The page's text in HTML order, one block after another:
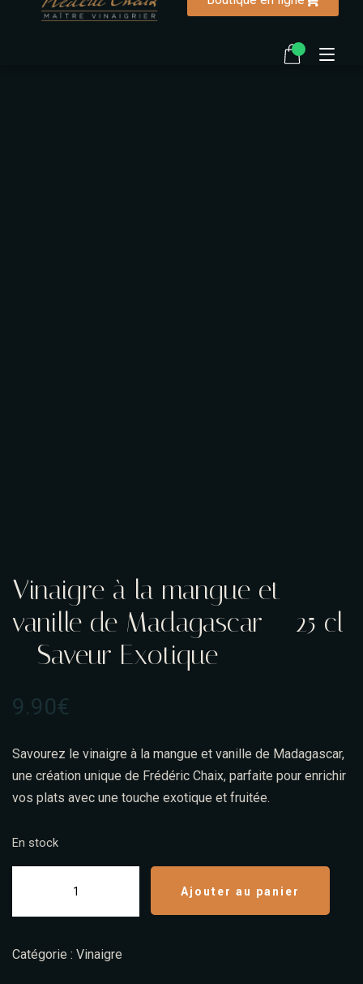
Vinaigre à la mangue et
vanille de Madagascar – 25 cl
– Saveur Exotique
9.90€
Savourez le vinaigre à la mangue et vanille de Madagascar,
une création unique de Frédéric Chaix, parfaite pour enrichir
vos plats avec une touche exotique et fruitée.
En stock
Ajouter au panier
Catégorie : Vinaigre